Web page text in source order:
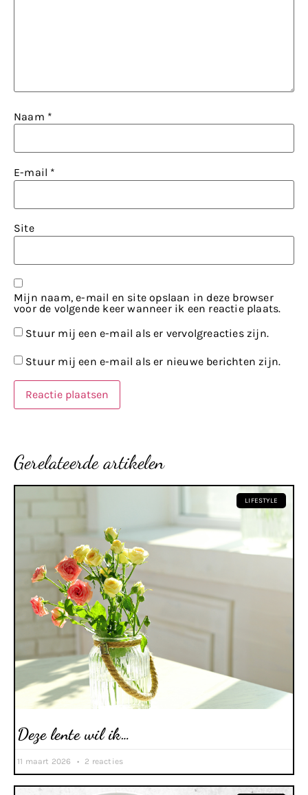
Naam *
E-mail *
Site
Mijn naam, e-mail en site opslaan in deze browser
voor de volgende keer wanneer ik een reactie plaats.
Stuur mij een e-mail als er vervolgreacties zijn.
Stuur mij een e-mail als er nieuwe berichten zijn.
Gerelateerde artikelen
LIFESTYLE
Deze lente wil ik…
11 maart 2026 2 reacties